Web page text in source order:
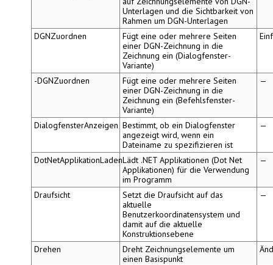
Unterlagen und die Sichtbarkeit von
Rahmen um DGN-Unterlagen
DGNZuordnen
Fügt eine oder mehrere Seiten
einer DGN-Zeichnung in die
Zeichnung ein (Dialogfenster-
Variante)
-DGNZuordnen
Fügt eine oder mehrere Seiten
einer DGN-Zeichnung in die
Zeichnung ein (Befehlsfenster-
Variante)
—
DialogfensterAnzeigen Bestimmt, ob ein Dialogfenster
angezeigt wird, wenn ein
Dateiname zu spezifizieren ist
—
DotNetApplikationLadenLädt .NET Applikationen (Dot Net
Applikationen) für die Verwendung
im Programm
—
Draufsicht
Setzt die Draufsicht auf das
aktuelle
Benutzerkoordinatensystem und
damit auf die aktuelle
Konstruktionsebene
—
Drehen
Dreht Zeichnungselemente um
einen Basispunkt